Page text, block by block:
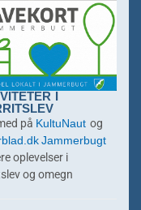
I
på KultuNaut og
Jammerbugt
oplevelser i
og omegn